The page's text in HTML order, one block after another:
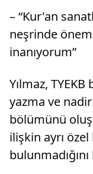
– “Kur'an
neşrinde
inanıyorum”
Yılmaz,
yazma ve
bölümünü
ilişkin ayrı